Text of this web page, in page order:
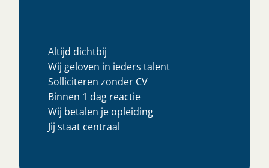
Altijd dichtbij
Wij geloven in ieders talent
Solliciteren zonder CV
Binnen 1 dag reactie
Wij betalen je opleiding
Jij staat centraal